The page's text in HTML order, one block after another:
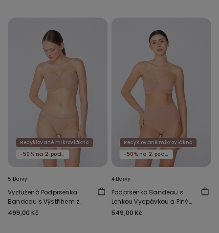
Recyklované mikrovlákno
-50% na 2. podprsenku
5 Barvy
Vyztužená Podprsenka
Bandeau s Výstřihem z
Recyklovaného
499,00 Kč
Recyklované mikrovlákno
-50% na 2. podprsenku
4 Barvy
Podprsenka Bandeau s
Lehkou Vycpávkou a Plným
Krytím z Recyklovaného
549,00 Kč